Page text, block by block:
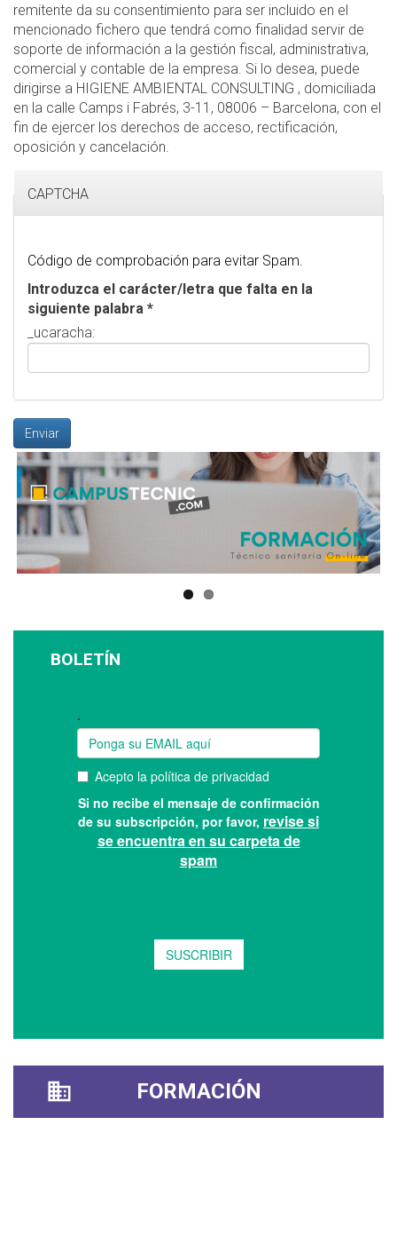
remitente da su consentimiento para ser incluido en el
mencionado fichero que tendrá como finalidad servir de
soporte de información a la gestión fiscal, administrativa,
comercial y contable de la empresa. Si lo desea, puede
dirigirse a HIGIENE AMBIENTAL CONSULTING , domiciliada
en la calle Camps i Fabrés, 3-11, 08006 – Barcelona, con el
fin de ejercer los derechos de acceso, rectificación,
oposición y cancelación.
CAPTCHA
Código de comprobación para evitar Spam.
Introduzca el carácter/letra que falta en la
siguiente palabra *
_ucaracha:
Enviar
BOLETÍN
FORMACIÓN